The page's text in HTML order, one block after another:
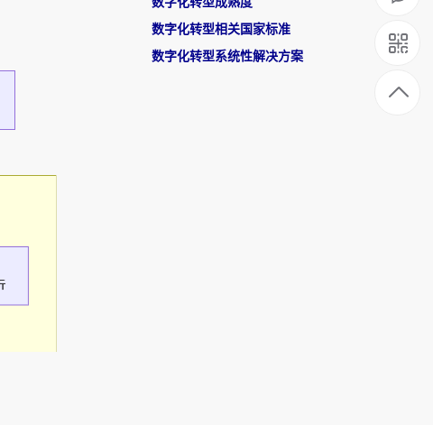
数字化转型相关国家标准
数字化转型系统性解决方案